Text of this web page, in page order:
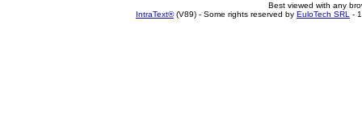
Best viewed with any
IntraText®(V89) - Some rights reserved by EuloTech SRL -